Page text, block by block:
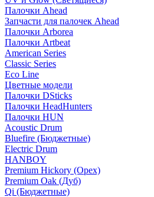
Палочки Ahead
Запчасти для палочек Ahead
Палочки Arborea
Палочки Artbeat
American Series
Classic Series
Eco Line
Цветные модели
Палочки DSticks
Палочки HeadHunters
Палочки HUN
Acoustic Drum
Bluefire (Бюджетные)
Electric Drum
HANBOY
Premium Hickory (Орех)
Premium Oak (Дуб)
Qi (Бюджетные)